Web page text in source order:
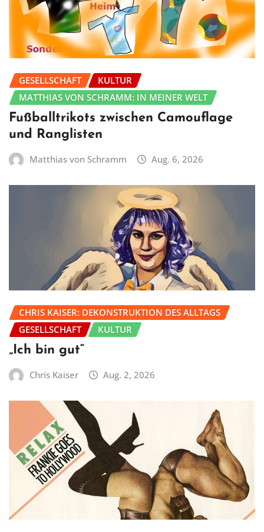
GESELLSCHAFT
KULTUR
MATTHIAS VON SCHRAMM: IN MEINER WELT
Fußballtrikots zwischen Camouflage
und Ranglisten
Matthias von Schramm Aug. 6, 2026
CHRIS KAISER: DEKONSTRUKTION DES ALLTAGS
GESELLSCHAFT
KULTUR
„Ich bin gut“
Chris Kaiser Aug. 2, 2026